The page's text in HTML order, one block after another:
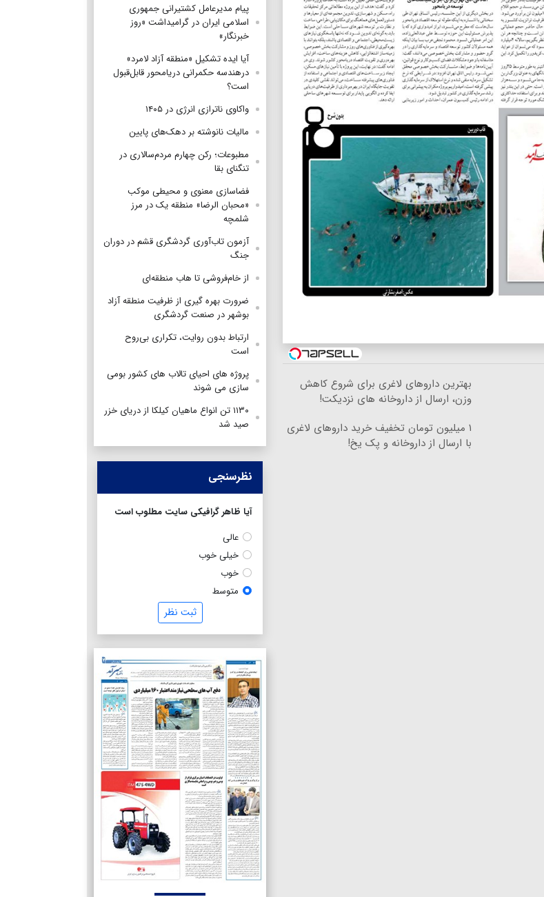
بهترین داروهای لاغری برای شروع کاهش
وزن، ارسال از داروخانه های نزدیکت!
۱ میلیون تومان تخفیف خرید داروهای لاغری
با ارسال از داروخانه و پک یخ!
پیام مدیرعامل کشتیرانی جمهوری
اسلامی ایران در گرامیداشت «روز
خبرنگار»
آیا ایده تشکیل «منطقه آزاد لامرد»
درهندسه حکمرانی دریامحور قابل‌قبول
است؟
واکاوی ناترازی انرژی در ۱۴۰۵
مالیات نانوشته بر دهک‌های پایین
مطبوعات؛ رکن چهارم مردم‌سالاری در
تنگنای بقا
فضاسازی معنوی و محیطی موکب
«محبان الرضا» منطقه یک در مرز
شلمچه
آزمون تاب‌آوری گردشگری قشم در دوران
جنگ
از خام‌فروشی تا هاب منطقه‌ای
ضرورت بهره گیری از ظرفیت منطقه آزاد
بوشهر در صنعت گردشگری
ارتباط بدون روایت، تکراری بی‌روح
است
پروژه های احیای تالاب های کشور بومی
سازی می شوند
۱۱۳۰ تن انواع ماهیان کیلکا از دریای خزر
صید شد
نظرسنجی
آیا ظاهر گرافیکی سایت مطلوب است
عالی
خیلی خوب
خوب
متوسط
ثبت نظر